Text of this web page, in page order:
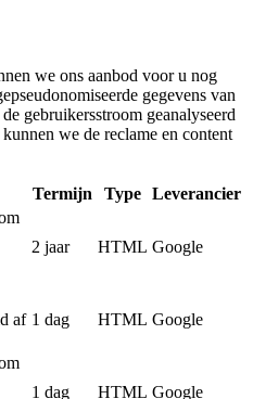
we ons aanbod voor u nog
gegevens van
gebruikersstroom geanalyseerd
we de reclame en content
Termijn Type Leverancier
2 jaar HTML Google
af 1 dag HTML Google
1 dag HTML Google